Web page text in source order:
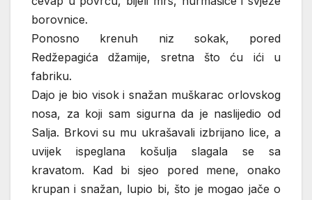
borovnice.
Ponosno krenuh niz sokak, pored
Redžepagića džamije, sretna što ću ići u
fabriku.
Dajo je bio visok i snažan muškarac orlovskog
nosa, za koji sam sigurna da je naslijedio od
Salja. Brkovi su mu ukrašavali izbrijano lice, a
uvijek ispeglana košulja slagala se sa
kravatom. Kad bi sjeo pored mene, onako
krupan i snažan, lupio bi, što je mogao jače o